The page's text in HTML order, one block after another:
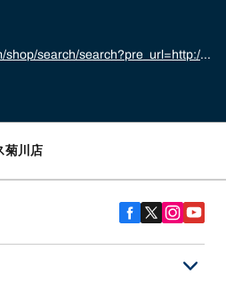
shop/search/search?pre_url=http://
菊川店